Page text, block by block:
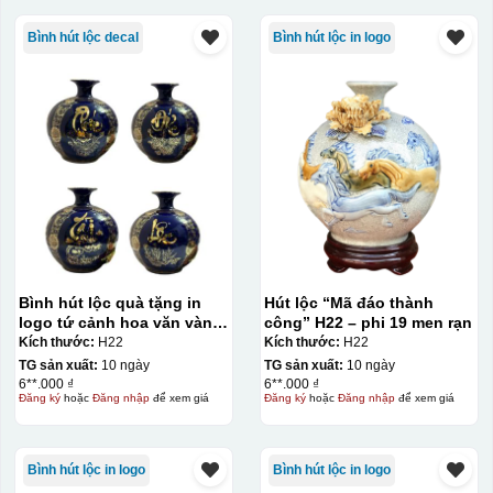
Kiểu in:
Bình hút lộc decal
Bình hút lộc quà tặng in
logo tứ cảnh hoa văn vàng
kim 22cm KQ-BHL07
Kích thước: H22
TG sản xuất: 10 ngày
6**.000 ₫
Đăng kýhoặc Đăng nhậpđể xem giá
Bình hút lộc in logo
Hút lộc “Mã đáo thành
công” H22 – phi 19 men rạn
Kích thước: H22
TG sản xuất: 10 ngày
6**.000 ₫
Đăng kýhoặc Đăng nhậpđể xem giá
Bình hút lộc in logo Bình hút lộc in logo